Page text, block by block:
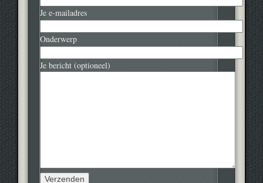
Je e-mailadres
Onderwerp
Je bericht (optioneel)